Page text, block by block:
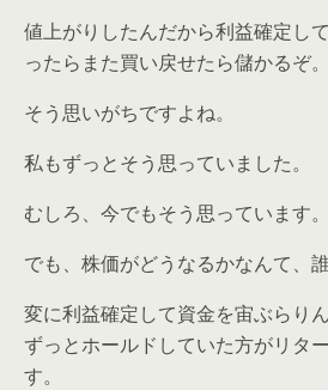
値上がりしたんだから利益確定し
ったらまた買い戻せたら儲かるぞ。
そう思いがちですよね。
私もずっとそう思っていました。
むしろ、今でもそう思っています。
でも、株価がどうなるかなんて、
変に利益確定して資金を宙ぶらり
ずっとホールドしていた方がリタ
す。